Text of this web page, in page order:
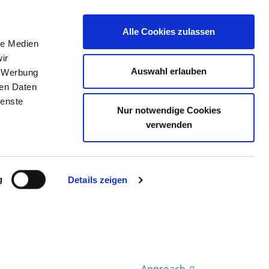
Medien
Daten
Details zeigen
Alle Cookies zulassen
Auswahl erlauben
Nur notwendige Cookies
verwenden
CONTACT YOUR OPINION